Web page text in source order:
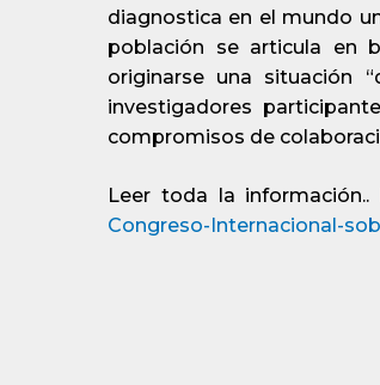
diagnostica en el mundo
población se articula en
originarse una situación
investigadores
compromisos de
Leer toda la información..
Congreso-Internacional-